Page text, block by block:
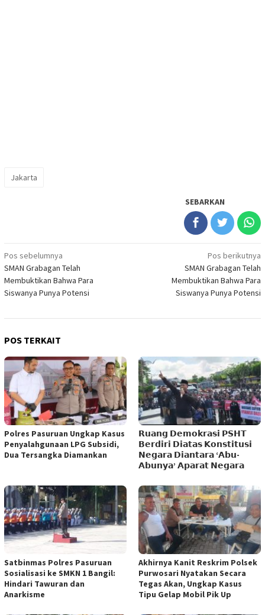
Jakarta
SEBARKAN
Navigasi
pos
Pos sebelumnya
SMAN Grabagan Telah
Membuktikan Bahwa Para
Siswanya Punya Potensi
Pos berikutnya
SMAN Grabagan Telah
Membuktikan Bahwa Para
Siswanya Punya Potensi
POS TERKAIT
Polres Pasuruan Ungkap Kasus
Penyalahgunaan LPG Subsidi,
Dua Tersangka Diamankan
𝗥𝘂𝗮𝗻𝗴 𝗗𝗲𝗺𝗼𝗸𝗿𝗮𝘀𝗶 𝗣𝗦𝗛𝗧
𝗕𝗲𝗿𝗱𝗶𝗿𝗶 𝗗𝗶𝗮𝘁𝗮𝘀 𝗞𝗼𝗻𝘀𝘁𝗶𝘁𝘂𝘀𝗶
𝗡𝗲𝗴𝗮𝗿𝗮 𝗗𝗶𝗮𝗻𝘁𝗮𝗿𝗮 ‘𝗔𝗯𝘂-
𝗔𝗯𝘂𝗻𝘆𝗮’ 𝗔𝗽𝗮𝗿𝗮𝘁 𝗡𝗲𝗴𝗮𝗿𝗮
Satbinmas Polres Pasuruan
Sosialisasi ke SMKN 1 Bangil:
Hindari Tawuran dan
Anarkisme
Akhirnya Kanit Reskrim Polsek
Purwosari Nyatakan Secara
Tegas Akan, Ungkap Kasus
Tipu Gelap Mobil Pik Up